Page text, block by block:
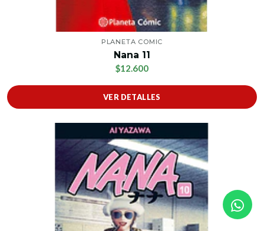
PLANETA COMIC
Nana 11
$12.600
VER DETALLES